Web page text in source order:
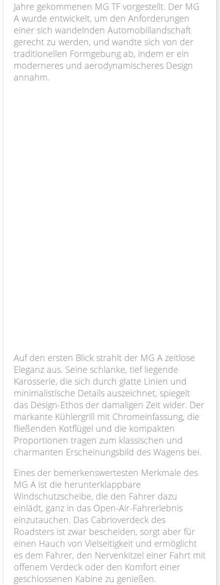
Jahre gekommenen MG TF vorgestellt. Der MG
A wurde entwickelt, um den Anforderungen
einer sich wandelnden Automobillandschaft
gerecht zu werden, und wandte sich von der
traditionellen Formgebung ab, indem er ein
moderneres und aerodynamischeres Design
annahm.
Auf den ersten Blick strahlt der MG A zeitlose
Eleganz aus. Seine schlanke, tief liegende
Karosserie, die sich durch glatte Linien und
minimalistische Details auszeichnet, spiegelt
das Design-Ethos der damaligen Zeit wider. Der
markante Kühlergrill mit Chromeinfassung, die
fließenden Kotflügel und die kompakten
Proportionen tragen zum klassischen und
charmanten Erscheinungsbild des Wagens bei.
Eines der bemerkenswertesten Merkmale des
MG A ist die herunterklappbare
Windschutzscheibe, die den Fahrer dazu
einlädt, ganz in das Open-Air-Fahrerlebnis
einzutauchen. Das Cabrioverdeck des
Roadsters ist zwar bescheiden, sorgt aber für
einen Hauch von Vielseitigkeit und ermöglicht
es dem Fahrer, den Nervenkitzel einer Fahrt mit
offenem Verdeck oder den Komfort einer
geschlossenen Kabine zu genießen.